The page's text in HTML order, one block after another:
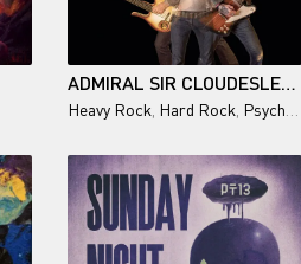
ADMIRAL SIR CLOUDESLEY SHOVELL / THE TROUBLE WITH THE SHOVELL
Heavy Rock Hard Rock Psychedelic Rock